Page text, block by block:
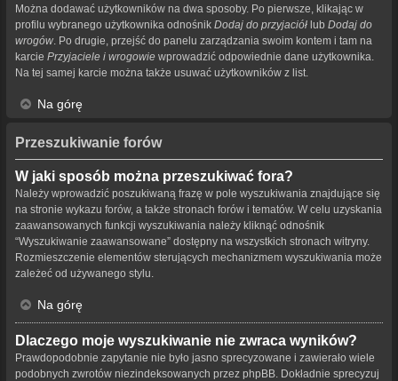
Można dodawać użytkowników na dwa sposoby. Po pierwsze, klikając w
profilu wybranego użytkownika odnośnik Dodaj do przyjaciół lub Dodaj do
wrogów . Po drugie, przejść do panelu zarządzania swoim kontem i tam na
karcie Przyjaciele i wrogowie wprowadzić odpowiednie dane użytkownika.
Na tej samej karcie można także usuwać użytkowników z list.
Na górę
Przeszukiwanie forów
W jaki sposób można przeszukiwać fora?
Należy wprowadzić poszukiwaną frazę w pole wyszukiwania znajdujące się
na stronie wykazu forów, a także stronach forów i tematów. W celu uzyskania
zaawansowanych funkcji wyszukiwania należy kliknąć odnośnik
“Wyszukiwanie zaawansowane” dostępny na wszystkich stronach witryny.
Rozmieszczenie elementów sterujących mechanizmem wyszukiwania może
zależeć od używanego stylu.
Na górę
Dlaczego moje wyszukiwanie nie zwraca wyników?
Prawdopodobnie zapytanie nie było jasno sprecyzowane i zawierało wiele
podobnych zwrotów niezindeksowanych przez phpBB. Dokładnie sprecyzuj